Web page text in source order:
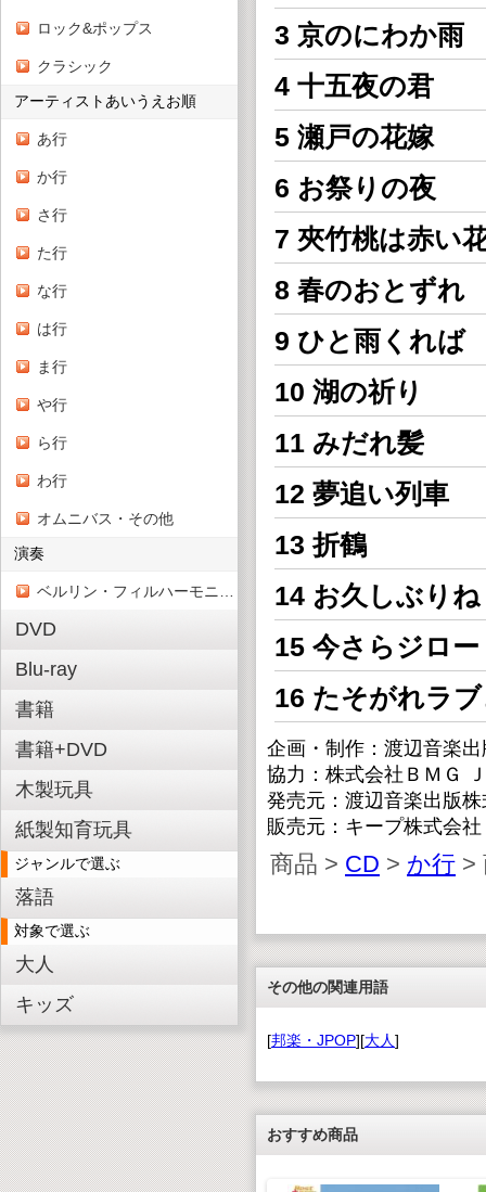
ロック&ポップス
クラシック
アーティストあいうえお順
あ行
か行
さ行
た行
な行
は行
ま行
や行
ら行
わ行
オムニバス・その他
演奏
DVD
Blu-ray
書籍
書籍+DVD
木製玩具
紙製知育玩具
ジャンルで選ぶ
落語
対象で選ぶ
大人
キッズ
3 京のにわか雨
4 十五夜の君
5 瀬戸の花嫁
6 お祭りの夜
7 夾竹桃は赤い
8 春のおとずれ
9 ひと雨くれば
10 湖の祈り
11 みだれ髪
12 夢追い列車
13 折鶴
14 お久しぶりね
15 今さらジロー
16 たそがれラ
企画・制作：渡辺音楽
協力：株式会社ＢＭＧ
発売元：渡辺音楽出版
販売元：キープ株式会社
商品 > CD > か行 >
その他の関連用語
[邦楽・JPOP][大人]
おすすめ商品